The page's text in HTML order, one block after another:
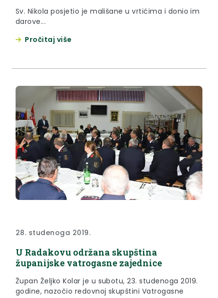
Sv. Nikola posjetio je mališane u vrtićima i donio im
darove...
Pročitaj više
28. studenoga 2019.
U Radakovu održana skupština
županijske vatrogasne zajednice
Župan Željko Kolar je u subotu, 23. studenoga 2019.
godine, nazočio redovnoj skupštini Vatrogasne